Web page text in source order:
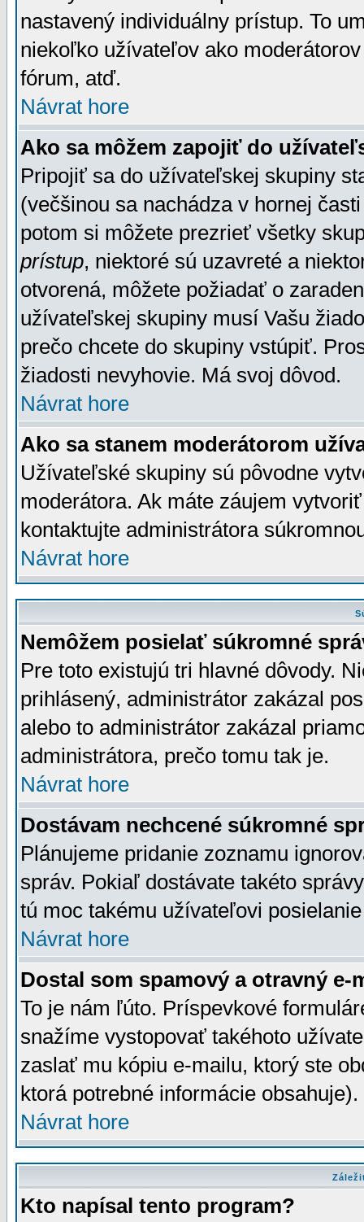
nastavený individuálny prístup. To
niekoľko užívateľov ako
fórum, atď.
Návrat hore
Ako sa môžem zapojiť do
Pripojiť sa do užívateľskej skupiny
(večšinou sa nachádza v hornej
potom si môžete prezrieť všetky
prístup, niektoré sú uzavreté a
otvorená, môžete požiadať o
užívateľskej skupiny musí Vašu
prečo chcete do skupiny vstúpiť.
žiadosti nevyhovie. Má svoj dôvod.
Návrat hore
Ako sa stanem moderátorom
Užívateľské skupiny sú pôvodne
moderátora. Ak máte záujem
kontaktujte administrátora
Návrat hore
Nemôžem posielať súkromné
Pre toto existujú tri hlavné dôvody.
prihlásený, administrátor zakázal
alebo to administrátor zakázal
administrátora, prečo tomu tak je.
Návrat hore
Dostávam nechcené súkromné
Plánujeme pridanie zoznamu
správ. Pokiaľ dostávate takéto
tú moc takému užívateľovi
Návrat hore
Dostal som spamový a otravný e-
To je nám ľúto. Príspevkové
snažíme vystopovať takéhoto
zaslať mu kópiu e-mailu, ktorý ste
ktorá potrebné informácie
Návrat hore
Kto napísal tento program?